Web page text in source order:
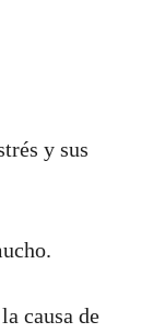
y sus
causa de